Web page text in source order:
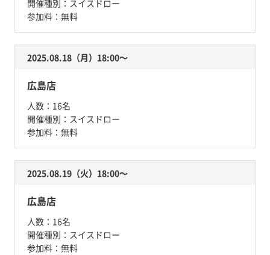
開催種別： スイスドロー
参加料： 無料
2025.08.18（月）18:00〜
広島店
人数： 16名
開催種別： スイスドロー
参加料： 無料
2025.08.19（火）18:00〜
広島店
人数： 16名
開催種別： スイスドロー
参加料： 無料